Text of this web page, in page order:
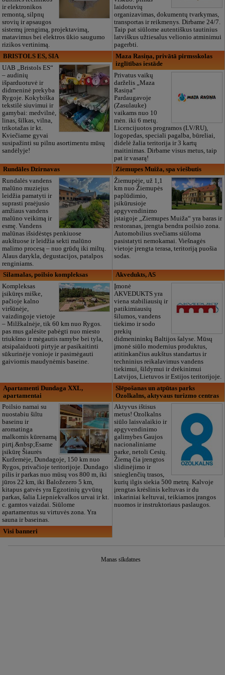
ir elektronikos
remontą, silpnų
srovių ir apsaugos
sistemų įrengimą, projektavimą,
matavimus bei elektros ūkio saugumo
rizikos vertinimą.
laidotuvių
organizavimas, dokumentų tvarkymas,
transportas ir reikmenys. Dirbame 24/7.
Taip pat siūlome autentiškus tautinius
latviškus užtiesalus velionio atminimui
pagerbti.
BRISTOLS ES, SIA
UAB „Bristols ES“
– audinių
išparduotuvė ir
didmeninė prekyba
Rygoje. Kokybiška
tekstilė siuvimui ir
gamybai: medvilnė,
linas, šilkas, vilna,
trikotažas ir kt.
Kviečiame gyvai
susipažinti su pilnu asortimentu mūsų
sandėlyje!
Maza Rasiņa, privātā pirmsskolas
izglītības iestāde
Privatus vaikų
darželis „Maza
Rasiņa“
Pardaugavoje
(Zasulauke)
vaikams nuo 10
mėn. iki 6 metų.
Licencijuotos programos (LV/RU),
logopedas, speciali pagalba, būreliai,
didelė žalia teritorija ir 3 kartų
maitinimas. Dirbame visus metus, taip
pat ir vasarą!
Rundāles Dzirnavas
Rundalės vandens
malūno muziejus
leidžia pamatyti ir
suprasti praėjusio
amžiaus vandens
malūno veikimą ir
esmę. Vandens
malūnas išsidėstęs penkiuose
aukštuose ir leidžia sekti malūno
malimo procesą – nuo grūdų iki miltų.
Alaus darykla, degustacijos, patalpos
renginiams.
Ziemupes Muiža, spa viešbutis
Žiemupėje, už 1,1
km nuo Žiemupės
paplūdimio,
įsikūrusioje
apgyvendinimo
įstaigoje „Ziemupes Muiža“ yra baras ir
restoranas, įrengta bendra poilsio zona.
Automobilius svečiams siūloma
pasistatyti nemokamai. Viešnagės
vietoje įrengta terasa, teritoriją puošia
sodas.
Silamalas, poilsio kompleksas
Kompleksas
įsikūręs miške,
pačioje kalno
viršūnėje,
vaizdingoje vietoje
– Milžkalnėje, tik 60 km nuo Rygos.
pas mus galėsite pabėgti nuo miesto
triukšmo ir mėgautis ramybe bei tyla,
atsipalaiduoti pirtyje ar pasikaitinti
sūkurinėje vonioje ir pasimėgauti
gaiviomis maudynėmis baseine.
Akvedukts, AS
Įmonė
AKVEDUKTS yra
viena stabiliausių ir
patikimiausių
šilumos, vandens
tiekimo ir sodo
prekių
didmenininkų Baltijos šalyse. Mūsų
įmonė siūlo modernius produktus,
atitinkančius aukštus standartus ir
techninius reikalavimus vandens
tiekimui, šildymui ir drėkinimui
Latvijos, Lietuvos ir Estijos teritorijoje.
Apartamenti Dundaga XXL,
apartamentai
Poilsio namai su
nuostabiu šiltu
baseinu ir
aromatinga
malkomis kūrenamą
pirtį.&nbsp;Esame
įsikūrę Šiaurės
Kuržemėje, Dundagoje, 150 km nuo
Rygos, privačioje teritorijoje. Dundago
pilis ir parkas nuo mūsų vos 800 m, iki
jūros 22 km, iki Baložezero 5 km,
kitapus gatvės yra Egzotinių gyvūnų
parkas, šalia Liepniekvalkos urvai ir kt.
c. gamtos vaizdai. Siūlome
apartamentus su virtuvės zona. Yra
sauna ir baseinas.
Slēpošanas un atpūtas parks
Ozolkalns, aktyvaus turizmo centras
Aktyvus ištisus
metus! Ozolkalns
siūlo laisvalaikio ir
apgyvendinimo
galimybes Gaujos
nacionaliniame
parke, netoli Cesių.
Žiemą čia įrengtos
slidinėjimo ir
snieglenčių trasos,
kurių ilgis siekia 500 metrų. Kalvoje
įrengtas krėslinis keltuvas ir du
inkariniai keltuvai, teikiamos įrangos
nuomos ir instruktoriaus paslaugos.
Visi banneri
Manas sīkdatnes